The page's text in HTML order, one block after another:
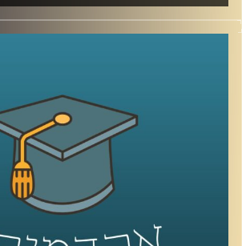
רגע לפני שהוא עוזב לפוסט
הוירטואליים. ניהול זמינות,
ומצבים נוספים גורמים לנו
יחד עם זאת, הרשת לא אוהבת
יודעים למה? על יצירתיות
להיות בצורות נוספות מחוץ
קרדיט תמונות: AudioVersity